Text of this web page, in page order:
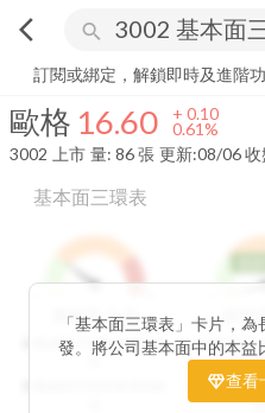
arrow_back_ios search
歐格 16.60+ 0.61%
訂閱或綁定，解鎖即時及進階
歐格 16.60 + 0.10
0.61%
3002
上市 量: 86張 更新:08/06 收
基本面三環表
價值環3分
分數越高代表投資價值越
高
股利
分數越高代
分數越低代
「基本面三環表」卡片，
發。將公司基本面中的本益
股利報酬率好壞（第二環
透過數據分析與統計處理
查看